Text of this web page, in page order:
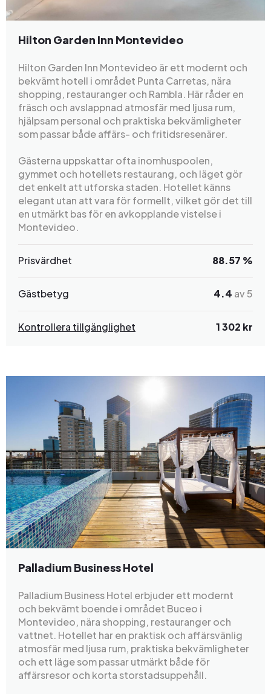
Hilton Garden Inn Montevideo
Hilton Garden Inn Montevideo är ett modernt och
bekvämt hotell i området Punta Carretas, nära
shopping, restauranger och Rambla. Här råder en
fräsch och avslappnad atmosfär med ljusa rum,
hjälpsam personal och praktiska bekvämligheter
som passar både affärs- och fritidsresenärer.
Gästerna uppskattar ofta inomhuspoolen,
gymmet och hotellets restaurang, och läget gör
det enkelt att utforska staden. Hotellet känns
elegant utan att vara för formellt, vilket gör det till
en utmärkt bas för en avkopplande vistelse i
Montevideo.
Prisvärdhet 88.57 %
Gästbetyg 4.4 av 5
Kontrollera tillgänglighet 1 302 kr
Palladium Business Hotel
Palladium Business Hotel erbjuder ett modernt
och bekvämt boende i området Buceo i
Montevideo, nära shopping, restauranger och
vattnet. Hotellet har en praktisk och affärsvänlig
atmosfär med ljusa rum, praktiska bekvämligheter
och ett läge som passar utmärkt både för
affärsresor och korta storstadsuppehåll.